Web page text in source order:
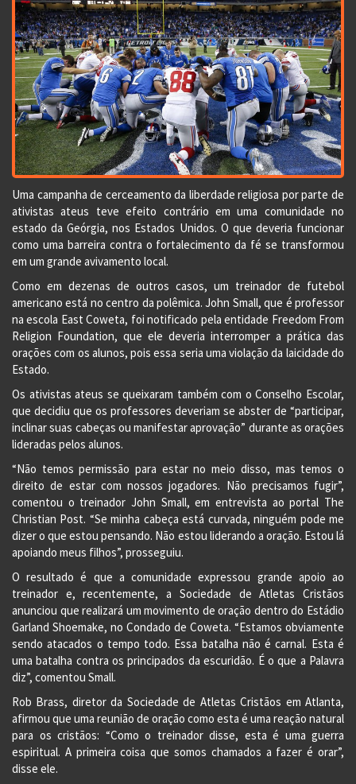
Uma campanha de cerceamento da liberdade religiosa por parte de
ativistas ateus teve efeito contrário em uma comunidade no
estado da Geórgia, nos Estados Unidos. O que deveria funcionar
como uma barreira contra o fortalecimento da fé se transformou
em um grande avivamento local.
Como em dezenas de outros casos, um treinador de futebol
americano está no centro da polêmica. John Small, que é professor
na escola East Coweta, foi notificado pela entidade Freedom From
Religion Foundation, que ele deveria interromper a prática das
orações com os alunos, pois essa seria uma violação da laicidade do
Estado.
Os ativistas ateus se queixaram também com o Conselho Escolar,
que decidiu que os professores deveriam se abster de “participar,
inclinar suas cabeças ou manifestar aprovação” durante as orações
lideradas pelos alunos.
“Não temos permissão para estar no meio disso, mas temos o
direito de estar com nossos jogadores. Não precisamos fugir”,
comentou o treinador John Small, em entrevista ao portal The
Christian Post. “Se minha cabeça está curvada, ninguém pode me
dizer o que estou pensando. Não estou liderando a oração. Estou lá
apoiando meus filhos”, prosseguiu.
O resultado é que a comunidade expressou grande apoio ao
treinador e, recentemente, a Sociedade de Atletas Cristãos
anunciou que realizará um movimento de oração dentro do Estádio
Garland Shoemake, no Condado de Coweta. “Estamos obviamente
sendo atacados o tempo todo. Essa batalha não é carnal. Esta é
uma batalha contra os principados da escuridão. É o que a Palavra
diz”, comentou Small.
Rob Brass, diretor da Sociedade de Atletas Cristãos em Atlanta,
afirmou que uma reunião de oração como esta é uma reação natural
para os cristãos: “Como o treinador disse, esta é uma guerra
espiritual. A primeira coisa que somos chamados a fazer é orar”,
disse ele.